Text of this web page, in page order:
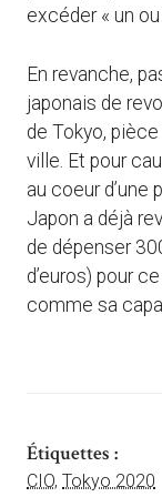
excéder « un
En revanche,
japonais de
de Tokyo,
ville. Et pour
au coeur d’une
Japon a déjà
de dépenser
d’euros) pour
comme sa
Étiquettes :
CIO, Tokyo 2020